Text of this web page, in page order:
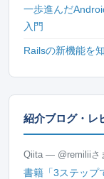
一歩進んだ
入門
Railsの新機能を
紹介ブログ・レ
Qiita — @remiliiさ
書籍「3ステップ